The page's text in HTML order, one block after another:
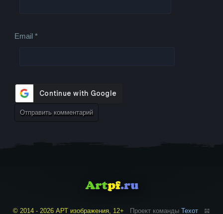
Email*
© 2014 - 2026 АРТ изображения, 12+ Проект команды Техот 𝌴